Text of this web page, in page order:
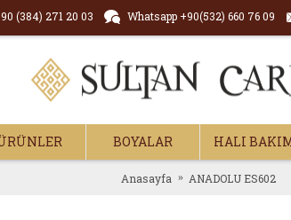
(384) 271 20 03 Whatsapp +90(532) 660 76 09
BOYALAR HALI
Anasayfa ANADOLU ES602